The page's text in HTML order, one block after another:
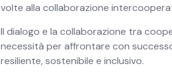
volte alla collaborazione
Il dialogo e la collaborazione tra
necessità per affrontare con
resiliente, sostenibile e inclusivo.